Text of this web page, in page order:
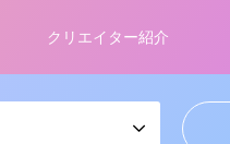
クリエイター紹介